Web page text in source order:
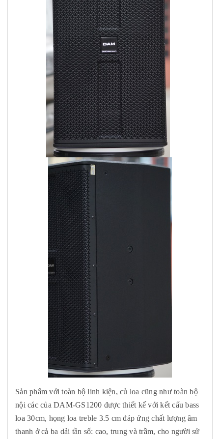
Sản phẩm với toàn bộ linh kiện, củ loa cũng như toàn bộ
nội các của DAM-GS1200 được thiết kế với kết cấu bass
loa 30cm, họng loa treble 3.5 cm đáp ứng chất lượng âm
thanh ở cả ba dải tần số: cao, trung và trầm, cho người sử